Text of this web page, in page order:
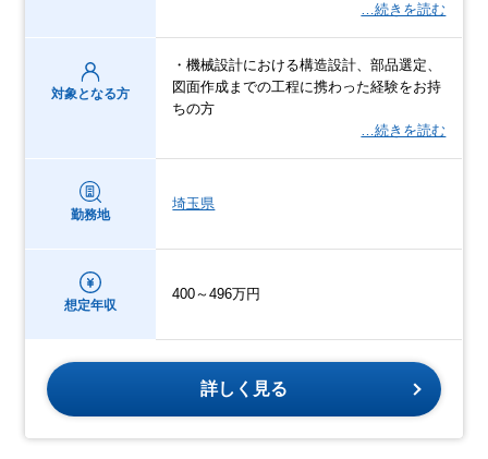
…続きを読む
対象となる方
・機械設計における構造設計、部品選定、
図面作成までの工程に携わった経験をお持
ちの方
…続きを読む
勤務地
埼玉県
想定年収
400～496万円
詳しく見る